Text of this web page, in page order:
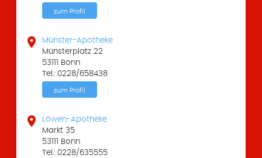
zum Profil

Münster-Apotheke
Münsterplatz 22
53111 Bonn
Tel.: 0228/658438
zum Profil

Löwen-Apotheke
Markt 35
53111 Bonn
Tel.: 0228/635555